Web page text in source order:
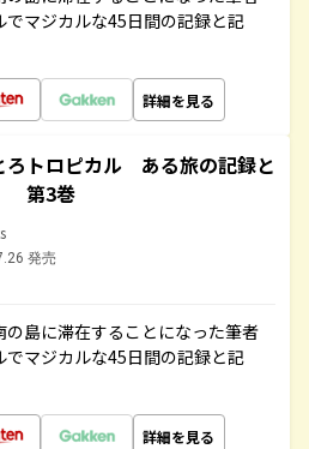
マジカルな45日間の記録と記
詳細を見る
ろトロピカル ある旅の記録と
第3巻
発売
島に滞在することになった筆者
マジカルな45日間の記録と記
詳細を見る